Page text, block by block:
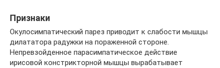
Признаки
Окулосимпатический парез приводит к слабости мышцы
дилататора радужки на пораженной стороне.
Непревзойденное парасимпатическое действие
ирисовой констрикторной мышцы вырабатывает